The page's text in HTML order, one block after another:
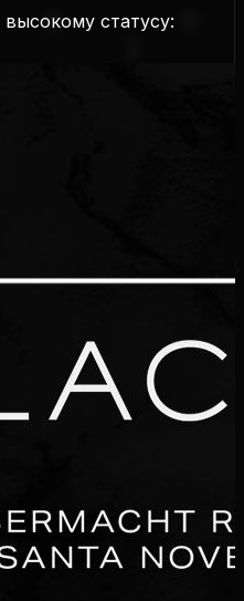
статусу: